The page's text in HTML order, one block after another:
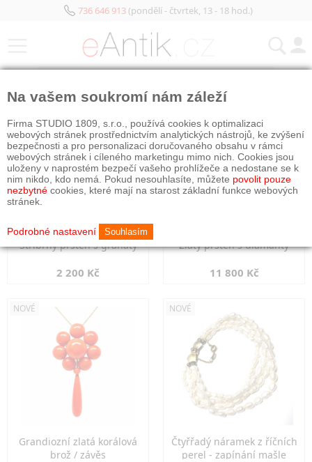
736 646 913(pondělí - čtvrtek, 13 - 18 hod.)
Stříbrný prsten s granáty
2 200 Kč
Zlatý prsten s diamanty
11 800 Kč
NOVÉ
Grandiozní zlatá korálová
brož / závěs
NOVÉ
Čtyřřadý náramek z říčních
perel - zapínání mašle
Na vašem soukromí nám záleží
Firma STUDIO 1809, s.r.o., používá cookies k optimalizaci
webových stránek prostřednictvím analytických nástrojů, ke zvýšení
bezpečnosti a pro personalizaci doručovaného obsahu v rámci
webových stránek i cíleného marketingu mimo nich. Cookies jsou
uloženy v naprostém bezpečí vašeho prohlížeče a nedostane se k
nim nikdo, kdo nemá. Pokud nesouhlasíte, můžete povolit pouze
nezbytné cookies, které mají na starost základní funkce webových
stránek.
Podrobné nastavení Souhlasím